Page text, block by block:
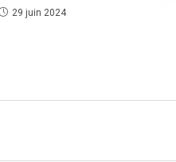
29 juin 2024